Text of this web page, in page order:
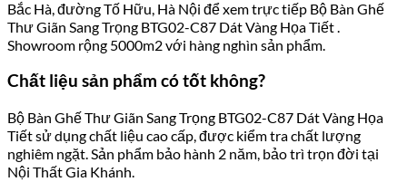
Bắc Hà, đường Tố Hữu, Hà Nội để xem trực tiếp Bộ Bàn Ghế
Thư Giãn Sang Trọng BTG02-C87 Dát Vàng Họa Tiết .
Showroom rộng 5000m2 với hàng nghìn sản phẩm.
Chất liệu sản phẩm có tốt không?
Bộ Bàn Ghế Thư Giãn Sang Trọng BTG02-C87 Dát Vàng Họa
Tiết sử dụng chất liệu cao cấp, được kiểm tra chất lượng
nghiêm ngặt. Sản phẩm bảo hành 2 năm, bảo trì trọn đời tại
Nội Thất Gia Khánh.